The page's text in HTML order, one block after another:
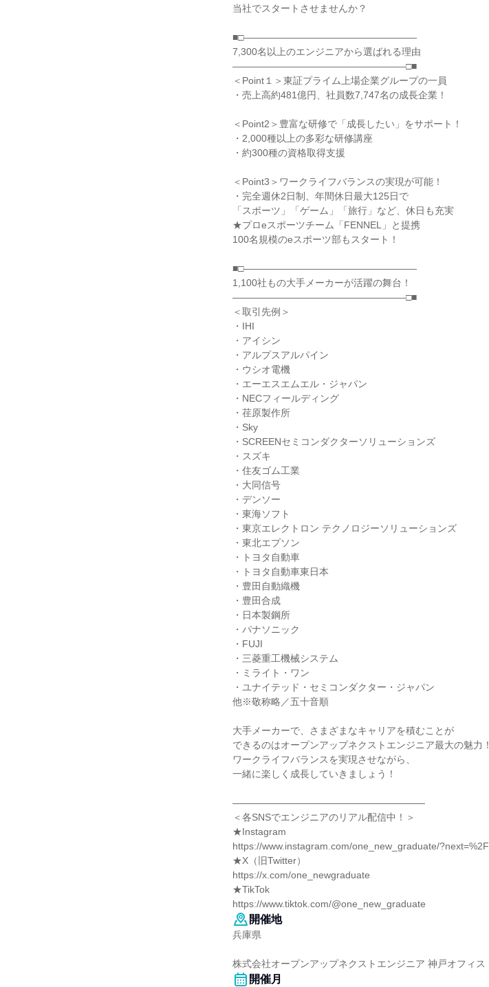
当社でスタートさせませんか？
■□――――――――――――――――――
7,300名以上のエンジニアから選ばれる理由
――――――――――――――――――□■
＜Point１＞東証プライム上場企業グループの一員
・売上高約481億円、社員数7,747名の成長企業！
＜Point2＞豊富な研修で「成長したい」をサポート！
・2,000種以上の多彩な研修講座
・約300種の資格取得支援
＜Point3＞ワークライフバランスの実現が可能！
・完全週休2日制、年間休日最大125日で
「スポーツ」「ゲーム」「旅行」など、休日も充実
★プロeスポーツチーム「FENNEL」と提携
100名規模のeスポーツ部もスタート！
■□――――――――――――――――――
1,100社もの大手メーカーが活躍の舞台！
――――――――――――――――――□■
＜取引先例＞
・IHI
・アイシン
・アルプスアルパイン
・ウシオ電機
・エーエスエムエル・ジャパン
・NECフィールディング
・荏原製作所
・Sky
・SCREENセミコンダクターソリューションズ
・スズキ
・住友ゴム工業
・大同信号
・デンソー
・東海ソフト
・東京エレクトロン テクノロジーソリューションズ
・東北エプソン
・トヨタ自動車
・トヨタ自動車東日本
・豊田自動織機
・豊田合成
・日本製鋼所
・パナソニック
・FUJI
・三菱重工機械システム
・ミライト・ワン
・ユナイテッド・セミコンダクター・ジャパン
他※敬称略／五十音順
大手メーカーで、さまざまなキャリアを積むことが
できるのはオープンアップネクストエンジニア最大の魅力！
ワークライフバランスを実現させながら、
一緒に楽しく成長していきましょう！
――――――――――――――――――――
＜各SNSでエンジニアのリアル配信中！＞
★Instagram
https://www.instagram.com/one_new_graduate/?next=%2F
★X（旧Twitter）
https://x.com/one_newgraduate
★TikTok
https://www.tiktok.com/@one_new_graduate
開催地
兵庫県
株式会社オープンアップネクストエンジニア 神戸オフィス
開催月